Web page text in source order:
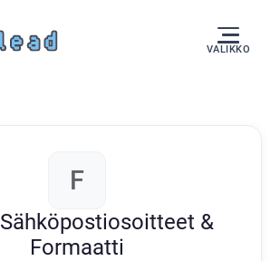
VALIKKO
F
Sähköpostiosoitteet &
Formaatti